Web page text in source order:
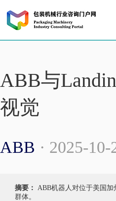
ABB与
视觉
ABB · 2025-
摘要： ABB机器人对位于美国
群体。